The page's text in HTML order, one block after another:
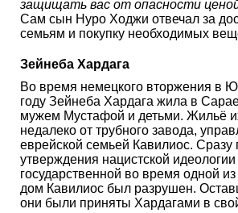
защищать вас от опасности
Сам сын Нуро Ходжи отвечал за
семьям и покупку необходимых
Зейнеба Хардага
Во время немецкого вторжения в
году Зейнеба Хардага жила в
мужем Мустафой и детьми. Жильё
недалеко от трубного завода,
еврейской семьей Кавилиос. Сразу
утверждения нацистской идеологии
государственной во время одной
дом Кавилиос был разрушен.
они были приняты Хардагами в